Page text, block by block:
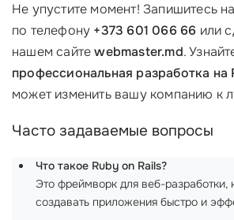
Не упустите момент! Запишитесь
по телефону +373 601 066 66 или
нашем сайтеwebmaster.md.
профессиональная разработка на
может изменить вашу компанию к
Часто задаваемые вопросы
Что такое Ruby on Rails?
Это фреймворк для веб-разработки,
создавать приложения быстро и